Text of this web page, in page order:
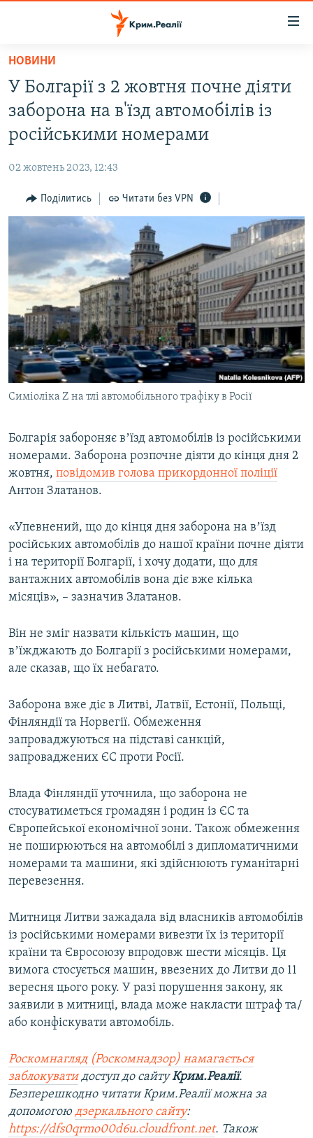
Перейти
основного
матеріалу
Перейти
до
основної
Перейти
до
пошуку
ВОДА.КРИМ
ВІДЕО ТА ФОТО
БЛОГИ
ПОГЛЯД
ІНТЕРВ'Ю
ВСЕ ЗА ДЕНЬ
СПЕЦПРОЕКТИ
ДЕПОРТАЦІЯ
ВІДЕОУРОКИ «ELIFBE»
СВІДЧЕННЯ ОКУПАЦІЇ
УКРАЇНСЬКА ПРОБЛЕМА КРИМУ
ІНФОГРАФІКА
ЯК ОБІЙТИ БЛОКУВАННЯ
Русский
Qırımtatar
ДОЛУЧАЙСЯ!
Усі сайти RFE/RL
НОВИНИ
У Болгарії з 2 жовтня почне діяти
заборона на в'їзд автомобілів із
російськими номерами
02 жовтень 2023, 12:43
Поділитись Читати без VPN
Симіоліка Z на тлі автомобільного трафіку в Росії
Болгарія забороняє вʼїзд автомобілів із російськими
номерами. Заборона розпочне діяти до кінця дня 2
жовтня, повідомив голова прикордонної поліції
Антон Златанов.
«Упевнений, що до кінця дня заборона на вʼїзд
російських автомобілів до нашої країни почне діяти
і на території Болгарії, і хочу додати, що для
вантажних автомобілів вона діє вже кілька
місяців», ­­– зазначив Златанов.
Він не зміг назвати кількість машин, що
вʼїжджають до Болгарії з російськими номерами,
але сказав, що їх небагато.
Заборона вже діє в Литві, Латвії, Естонії, Польщі,
Фінляндії та Норвегії. Обмеження
запроваджуються на підставі санкцій,
запроваджених ЄС проти Росії.
Влада Фінляндії уточнила, що заборона не
стосуватиметься громадян і родин із ЄС та
Європейської економічної зони. Також обмеження
не поширюються на автомобілі з дипломатичними
номерами та машини, які здійснюють гуманітарні
перевезення.
Митниця Литви зажадала від власників автомобілів
із російськими номерами вивезти їх із території
країни та Євросоюзу впродовж шести місяців. Ця
вимога стосується машин, ввезених до Литви до 11
вересня цього року. У разі порушення закону, як
заявили в митниці, влада може накласти штраф та/
або конфіскувати автомобіль.
Роскомнагляд (Роскомнадзор) намагається
заблокуватидоступ до сайтуКрим.Реалії.
Безперешкодно читати Крим.Реалії можна за
допомогою дзеркального сайту:
https://dfs0qrmo00d6u.cloudfront.net. Також